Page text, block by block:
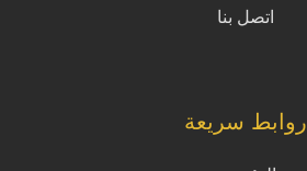
اتصل بنا
روابط سريعة